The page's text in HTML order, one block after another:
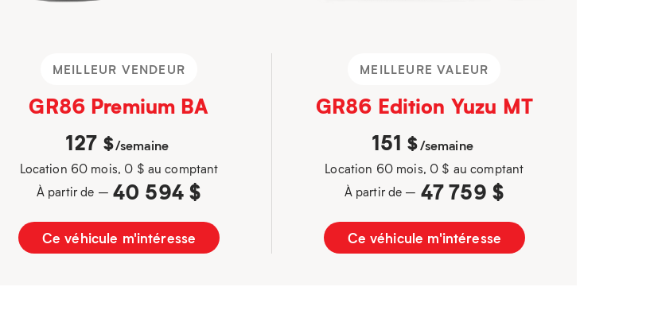
MEILLEUR VENDEUR
GR86 Premium BA
127 $/semaine
Location 60 mois, 0 $ au comptant
À partir de – 40 594 $
Ce véhicule m'intéresse
MEILLEURE VALEUR
GR86 Edition Yuzu MT
151 $/semaine
Location 60 mois, 0 $ au comptant
À partir de – 47 759 $
Ce véhicule m'intéresse